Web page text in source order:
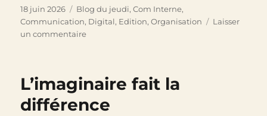
Publié
le
18 juin 2026 Catégories
Blog du jeudi,Com Interne,
Communication, Digital, Edition,Organisation
Laisser
un commentairesur
des
…
L’imaginaire fait la
différence